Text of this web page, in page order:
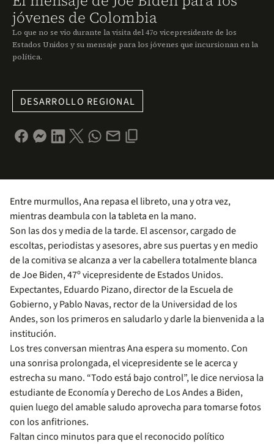
jóvenes de Colombia
Lo que no se vio durante la visita del 47o vicepresidente de los
Estados Unidos y su mensaje para los jóvenes que incursionan en la
política.
DESARROLLO REGIONAL
Entre murmullos, Ana repasa el libreto, una y otra vez,
mientras deambula con la tableta en la mano.
Son las dos y media de la tarde. El ascensor, cargado de
escoltas, periodistas y asesores, abre sus puertas y en medio
de la comitiva se alcanza a ver la cabellera totalmente blanca
de Joe Biden, 47º vicepresidente de Estados Unidos.
Expectantes, Eduardo Pizano, director de la Escuela de
Gobierno, y Pablo Navas, rector de la Universidad de los
Andes, son los primeros en saludarlo y darle la bienvenida a la
institución.
Los tres conversan mientras Ana espera su momento. Con
una sonrisa prolongada, el vicepresidente se le acerca y
estrecha su mano. “Todo está bajo control”, le dice nerviosa la
estudiante de Economía y Derecho de Los Andes a Biden,
quien luego del amable saludo aprovecha para tomarse fotos
con los anfitriones.
Faltan cinco minutos para que el reconocido político